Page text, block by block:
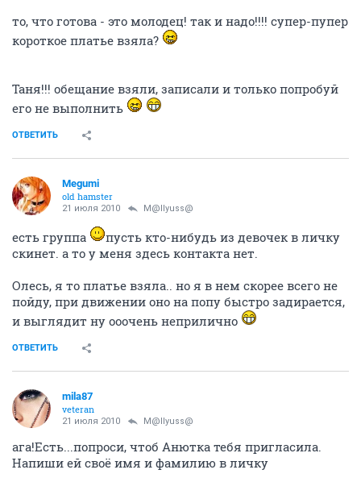
то, что готова - это молодец! так и надо!!!! супер-пупер
короткое платье взяла?
Таня!!! обещание взяли, записали и только попробуй
его не выполнить
ОТВЕТИТЬ
Megumi
old hamster
21 июля 2010 M@llyuss@
есть группа
пусть кто-нибудь из девочек в личку
скинет. а то у меня здесь контакта нет.
Олесь, я то платье взяла.. но я в нем скорее всего не
пойду, при движении оно на попу быстро задирается,
и выглядит ну ооочень неприлично
ОТВЕТИТЬ
mila87
veteran
21 июля 2010 M@llyuss@
ага!Есть...попроси, чтоб Анютка тебя пригласила.
Напиши ей своё имя и фамилию в личку